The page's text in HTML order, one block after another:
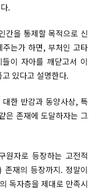
.
간을 통제할 목적으로 신
는가 하면, 부처인 고타
이 자아를 깨닫고서 이
있다고 설명한다.
한 반감과 동양사상, 특
은 존재에 도달하자는 그
원자로 등장하는 고전적
재의 등장까지. 정말이
독자층을 제대로 만족시